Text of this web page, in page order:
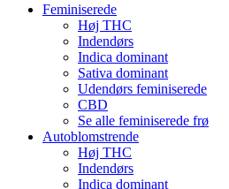
Feminiserede
Høj THC
Indendørs
Indica dominant
Sativa dominant
Udendørs feminiserede
CBD
Se alle feminiserede frø
Autoblomstrende
Høj THC
Indendørs
Indica dominant